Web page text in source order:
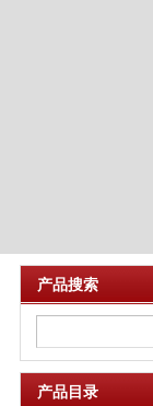
产品搜索
产品目录